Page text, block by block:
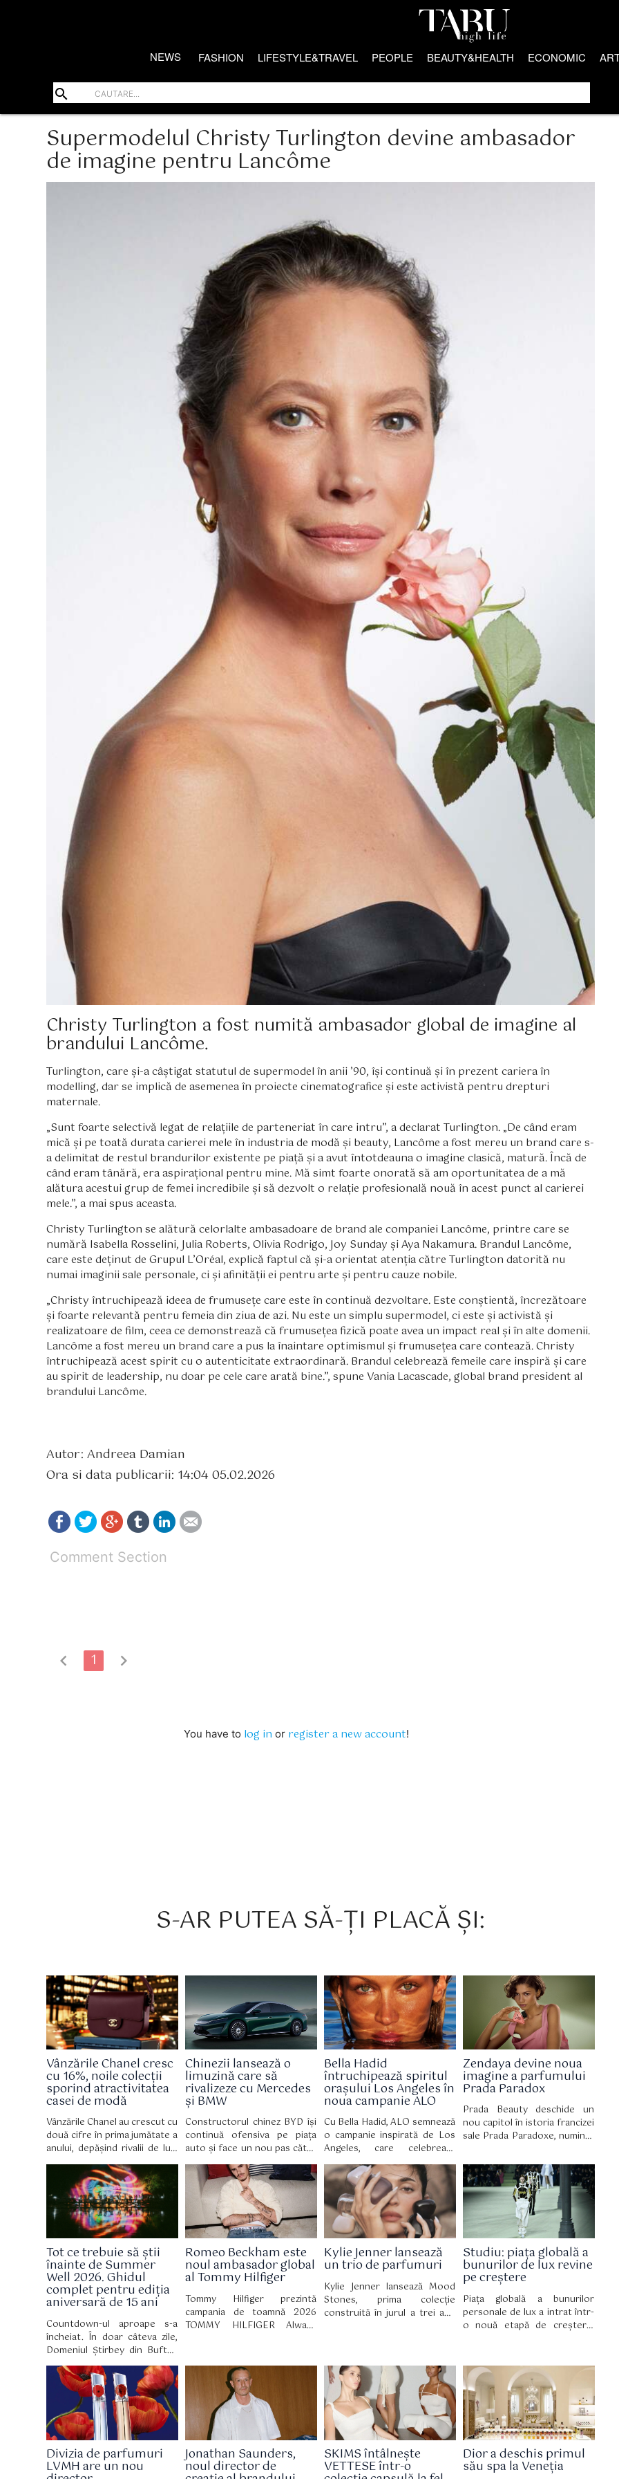
NEWS FASHION LIFESTYLE&TRAVEL PEOPLE BEAUTY&HEALTH ECONOMIC
search
Supermodelul Christy Turlington devine ambasador
de imagine pentru Lancôme
Christy Turlington a fost numită ambasador global de imagine al
brandului Lancôme.
Turlington, care și-a câștigat statutul de supermodel în anii ’90, își continuă și în prezent cariera în
modelling, dar se implică de asemenea în proiecte cinematografice și este activistă pentru drepturi
maternale.
„Sunt foarte selectivă legat de relațiile de parteneriat în care intru”, a declarat Turlington. „De când eram
mică și pe toată durata carierei mele în industria de modă și beauty, Lancôme a fost mereu un brand care s-
a delimitat de restul brandurilor existente pe piață și a avut întotdeauna o imagine clasică, matură. Încă de
când eram tânără, era aspirațional pentru mine. Mă simt foarte onorată să am oportunitatea de a mă
alătura acestui grup de femei incredibile și să dezvolt o relație profesională nouă în acest punct al carierei
mele.”, a mai spus aceasta.
Christy Turlington se alătură celorlalte ambasadoare de brand ale companiei Lancôme, printre care se
numără Isabella Rosselini, Julia Roberts, Olivia Rodrigo, Joy Sunday și Aya Nakamura. Brandul Lancôme,
care este deținut de Grupul L’Oréal, explică faptul că și-a orientat atenția către Turlington datorită nu
numai imaginii sale personale, ci și afinității ei pentru arte și pentru cauze nobile.
„Christy întruchipează ideea de frumusețe care este în continuă dezvoltare. Este conștientă, încrezătoare
și foarte relevantă pentru femeia din ziua de azi. Nu este un simplu supermodel, ci este și activistă și
realizatoare de film, ceea ce demonstrează că frumusețea fizică poate avea un impact real și în alte domenii.
Lancôme a fost mereu un brand care a pus la înaintare optimismul și frumusețea care contează. Christy
întruchipează acest spirit cu o autenticitate extraordinară. Brandul celebrează femeile care inspiră și care
au spirit de leadership, nu doar pe cele care arată bine.”, spune Vania Lacascade, global brand president al
brandului Lancôme.
Autor: Andreea Damian
Ora si data publicarii: 14:04 05.02.2026
Comment Section
chevron_left 1 chevron_right
You have to log in or register a new account!
S-AR PUTEA SĂ-ȚI PLACĂ ȘI:
Vânzările Chanel cresc
cu 16%, noile colecții
sporind atractivitatea
casei de modă
Vânzările Chanel au crescut cu
două cifre în prima jumătate a
anului, depășind rivalii de lux,
inclusiv LVMH, deoarece
cumpărătorii bogați au
cheltuit o grămadă de bani pe
noile creații de modă ale
designerului Matthieu Blazy.
Chinezii lansează o
limuzină care să
rivalizeze cu Mercedes
și BMW
Constructorul chinez BYD își
continuă ofensiva pe piața
auto și face un nou pas către
segmentul premium, odată cu
lansarea modelului Da Han, o
limuzină electrică de mari
dimensiuni care țintește
direct rivali consacrați precum
Mercedes S-Class, Mercedes
EQS și BMW Seria 7.
Bella Hadid
întruchipează spiritul
orașului Los Angeles în
noua campanie ALO
Cu Bella Hadid, ALO semnează
o campanie inspirată de Los
Angeles, care celebrează
bunăstarea autentică, bazată
pe echilibru, mișcare și
acceptare de sine.
Zendaya devine noua
imagine a parfumului
Prada Paradox
Prada Beauty deschide un
nou capitol în istoria francizei
sale Prada Paradoxe, numind-
global. Mai mult decât un
simplu parteneriat, această
colaborare celebrează o
personalitate multifațetată,
perfect aliniată cu lumea casei
de modă italiene, însoțind
totodată lansarea parfumului
Prada Paradoxe Sweet
Chemistry Eau de Parfum, o
nouă creație olfactivă cu o
semnătură fructată și florală.
Tot ce trebuie să știi
înainte de Summer
Well 2026. Ghidul
complet pentru ediția
aniversară de 15 ani
Countdown-ul aproape s-a
încheiat. În doar câteva zile,
Domeniul Știrbey din Buftea
devine din nou locul în care
zeci de mii de oameni vin
pentru trei zile de muzică,
artă, nopți lungi și experiențe
care definesc vara. La 15 ani
de la prima ediție, Summer
Well revine cu un line-up
eclectic și un univers
construit în jurul culturii
Romeo Beckham este
noul ambasador global
al Tommy Hilfiger
Tommy Hilfiger prezintă
campania de toamnă 2026
TOMMY HILFIGER Always
filmată în cadrul hotelului The
Mark, unde stilul newyorkez și
influența culturală se
întâlnesc.
Kylie Jenner lansează
un trio de parfumuri
Kylie Jenner lansează Mood
Stones, prima colecție
construită în jurul a trei ape
Cosmetics, iar din 2 august
este disponibilă și în
magazinele partenerilor..
Studiu: piața globală a
bunurilor de lux revine
pe creștere
Piața globală a bunurilor
personale de lux a intrat într-
o nouă etapă de creștere,
de-a 12-a ediții a raportului
True Luxury Global Consumer
Insights, realizat de Boston
Consulting Group (BCG)
pentru Altagamma.
Divizia de parfumuri
LVMH are un nou
Jonathan Saunders,
noul director de
SKIMS întâlnește
VETTESE într-o
Dior a deschis primul
său spa la Veneția